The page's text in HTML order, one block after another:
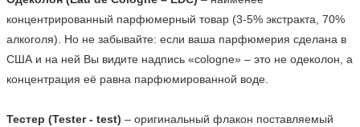
концентрированный парфюмерный товар (3-5% экстракта, 70%
алкоголя). Но не забывайте: если ваша парфюмерия сделана в
США и на ней Вы видите надпись «cologne» – это не одеколон, а
концентрация её равна парфюмированной воде.
Тестер (Tester - test) – оригинальный флакон поставляемый